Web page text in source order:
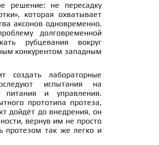
решение: не пересадку
которая охватывает
аксонов одновременно.
долговременной
рубцевания вокруг
конкурентом западным
создать лабораторные
испытания на
питания и управления.
прототипа протеза,
дойдёт до внедрения, он
вернув им не просто
протезом так же легко и